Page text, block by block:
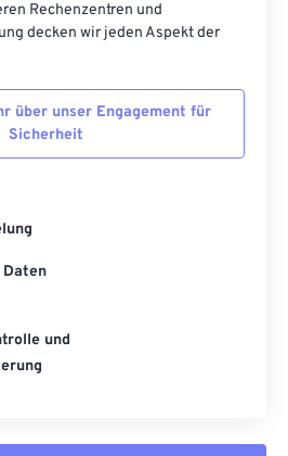
Rechenzentren und
decken wir jeden Aspekt der
über unser Engagement für
Sicherheit
und